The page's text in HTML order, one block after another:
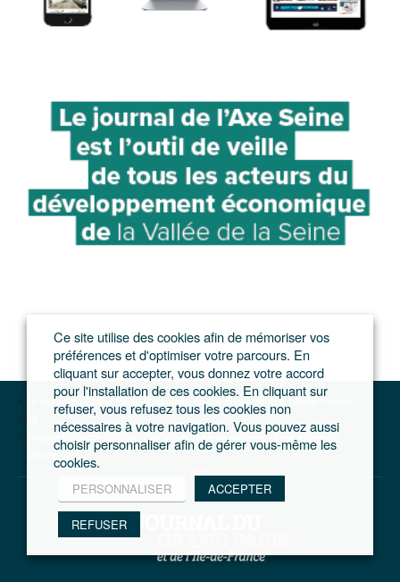
Le journal du Grand Paris – L'actualité du développement de l'Ile-de-France
Bagnolet/Wonder building : Coldefy dessine un nouveau signal le long du
périphérique
Ce site utilise des cookies afin de mémoriser vos
préférences et d'optimiser votre parcours. En
cliquant sur accepter, vous donnez votre accord
pour l'installation de ces cookies. En cliquant sur
refuser, vous refusez tous les cookies non
nécessaires à votre navigation. Vous pouvez aussi
choisir personnaliser afin de gérer vous-même les
cookies.
PERSONNALISER ACCEPTER
REFUSER